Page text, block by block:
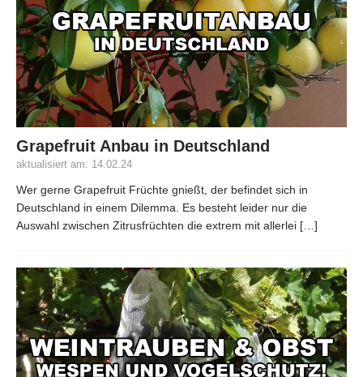
Grapefruit Anbau in Deutschland
aktualisiert am: 14.02.24
Wer gerne Grapefruit Früchte gnießt, der befindet sich in
Deutschland in einem Dilemma. Es besteht leider nur die
Auswahl zwischen Zitrusfrüchten die extrem mit allerlei […]